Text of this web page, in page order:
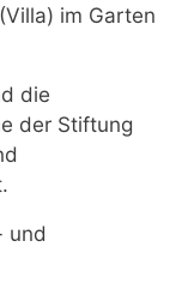
im Garten
die
der Stiftung
und